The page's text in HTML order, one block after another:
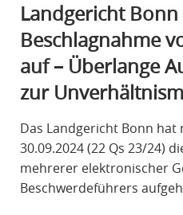
Landgericht
Beschlagnahme
auf – Überlange
zur
Das Landgericht Bonn hat
30.09.2024 (22 Qs 23/24)
mehrerer elektronischer
Beschwerdeführers